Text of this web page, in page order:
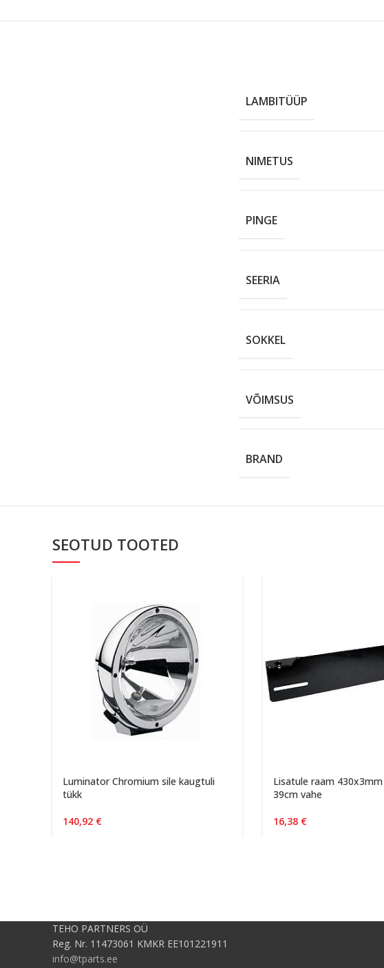
LAMBITÜÜP
NIMETUS
PINGE
SEERIA
SOKKEL
VÕIMSUS
BRAND
SEOTUD TOOTED
Luminator Chromium sile kaugtuli
tükk
140,92 €
Lisatule raam
39cm vahe
16,38 €
TEHO PARTNERS OÜ
Reg. Nr. 11473061 KMKR EE101221911
info@tparts.ee